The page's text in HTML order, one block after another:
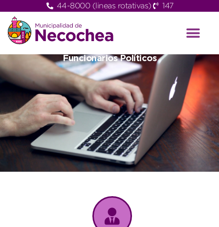
44-8000 (lineas rotativas) 147
Funcionarios Políticos